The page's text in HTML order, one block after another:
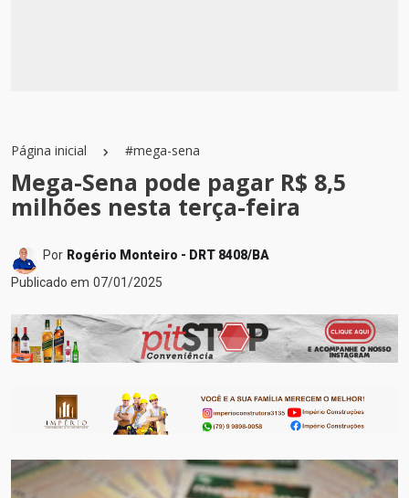
Página inicial #mega-sena
Mega-Sena pode pagar R$ 8,5
milhões nesta terça-feira
Por Rogério Monteiro - DRT 8408/BA
Publicado em 07/01/2025